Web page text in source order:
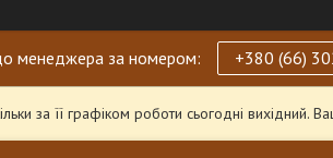
менеджера за номером: +380 (66)
за її графіком роботи сьогодні